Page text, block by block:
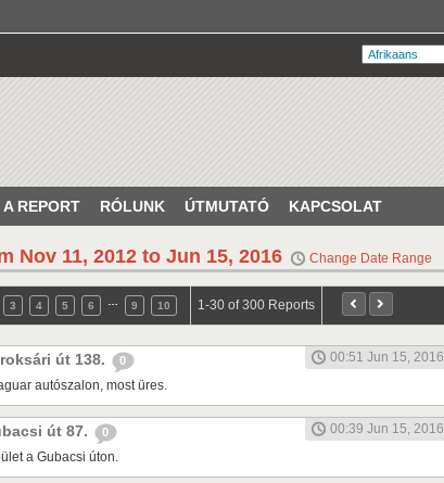
REPORT RÓLUNK ÚTMUTATÓ KAPCSOLAT
Nov 11, 2012 to Jun 15, 2016 Change Date Range
3 4 5 6 9 10 1-30 of 300 Reports
út 138. 0
00:51 Jun 15, 2016
autószalon, most üres.
út 87. 0
00:39 Jun 15, 2016
a Gubacsi úton.